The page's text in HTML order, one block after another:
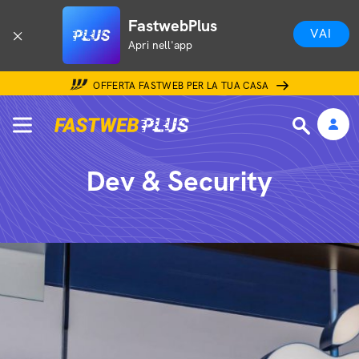
FastwebPlus
Apri nell'app
VAI
OFFERTA FASTWEB PER LA TUA CASA
Dev & Security